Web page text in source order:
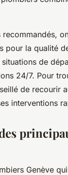
pour la qualité
de
24/7. Pour
de recourir
interventions
Genève